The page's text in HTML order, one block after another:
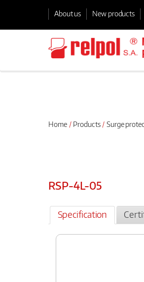
About us New products
Home Products Surge
RSP-4L-05
Specification